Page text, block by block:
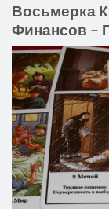
Восьмерка
Финансов –